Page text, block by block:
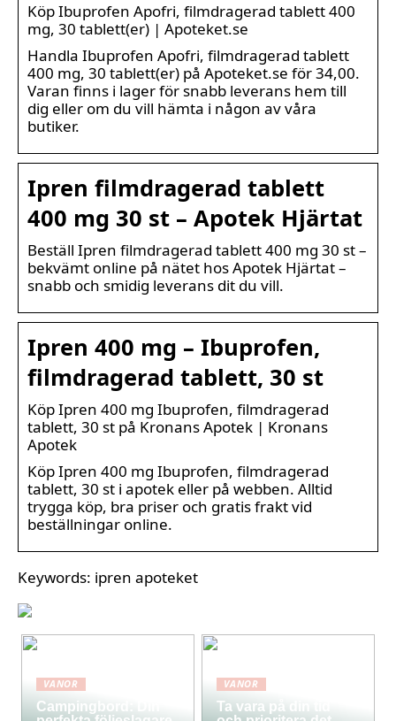
Köp Ibuprofen Apofri, filmdragerad tablett 400
mg, 30 tablett(er) | Apoteket.se
Handla Ibuprofen Apofri, filmdragerad tablett
400 mg, 30 tablett(er) på Apoteket.se för 34,00.
Varan finns i lager för snabb leverans hem till
dig eller om du vill hämta i någon av våra
butiker.
Ipren filmdragerad tablett
400 mg 30 st – Apotek Hjärtat
Beställ Ipren filmdragerad tablett 400 mg 30 st –
bekvämt online på nätet hos Apotek Hjärtat –
snabb och smidig leverans dit du vill.
Ipren 400 mg – Ibuprofen,
filmdragerad tablett, 30 st
Köp Ipren 400 mg Ibuprofen, filmdragerad
tablett, 30 st på Kronans Apotek | Kronans
Apotek
Köp Ipren 400 mg Ibuprofen, filmdragerad
tablett, 30 st i apotek eller på webben. Alltid
trygga köp, bra priser och gratis frakt vid
beställningar online.
Keywords: ipren apoteket
VANOR
Campingbord: Din
VANOR
Ta vara på din tid